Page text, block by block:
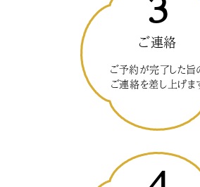
ご連絡
ご予約が完了した旨
ご連絡を差し上げま